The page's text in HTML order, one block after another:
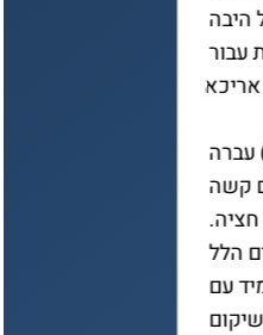
המסור והמקצועי שלכם.
כשישנו מצב בריאותי חריג
אביגדור כהן